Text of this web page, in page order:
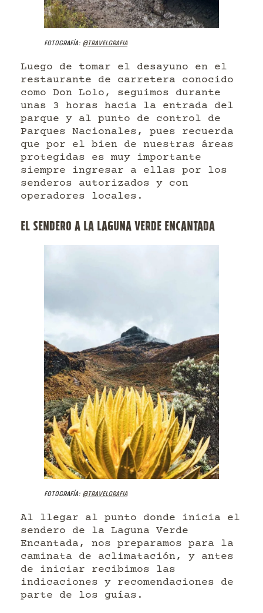
Fotografía: @travelgrafia
Luego de tomar el desayuno en el
restaurante de carretera conocido
como Don Lolo, seguimos durante
unas 3 horas hacia la entrada del
parque y al punto de control de
Parques Nacionales, pues recuerda
que por el bien de nuestras áreas
protegidas es muy importante
siempre ingresar a ellas por los
senderos autorizados y con
operadores locales.
EL SENDERO A LA LAGUNA VERDE ENCANTADA
Fotografía: @travelgrafia
Al llegar al punto donde inicia el
sendero de la Laguna Verde
Encantada, nos preparamos para la
caminata de aclimatación, y antes
de iniciar recibimos las
indicaciones y recomendaciones de
parte de los guías.